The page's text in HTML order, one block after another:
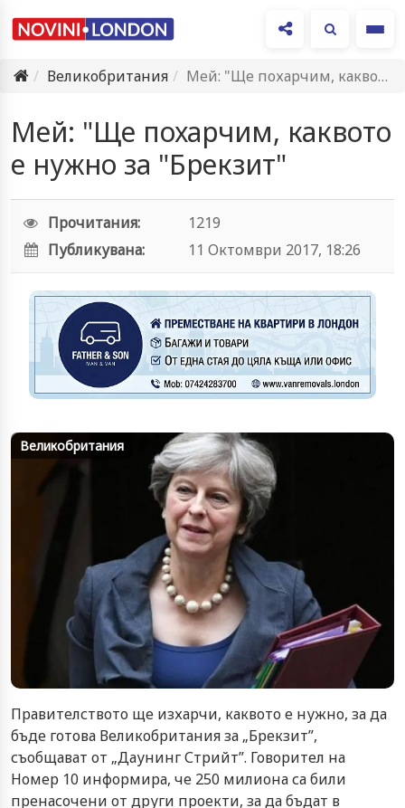
Великобритания
Мей: "Ще похарчим, каквото е нужно за "Брекзит"
Мей: "Ще похарчим, каквото
е нужно за "Брекзит"
Прочитания:
1219
Публикувана:
11 Октомври 2017, 18:26
Великобритания
Правителството ще изхарчи, каквото е нужно, за да
бъде готова Великобритания за „Брекзит”,
съобщават от „Даунинг Стрийт”. Говорител на
Номер 10 информира, че 250 милиона са били
пренасочени от други проекти, за да бъдат в